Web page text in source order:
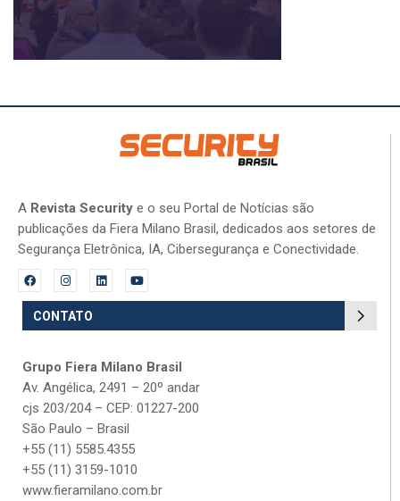
A Revista Security e o seu Portal de Notícias são
publicações da Fiera Milano Brasil, dedicados aos setores de
Segurança Eletrônica, IA, Cibersegurança e Conectividade.
CONTATO
Grupo Fiera Milano Brasil
Av. Angélica, 2491 – 20º andar
cjs 203/204 – CEP: 01227-200
São Paulo – Brasil
+55 (11) 5585.4355
+55 (11) 3159-1010
www.fieramilano.com.br